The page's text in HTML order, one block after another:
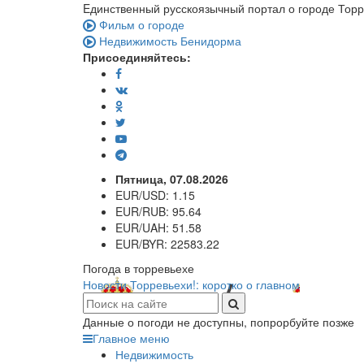
Eдинственный русскоязычный портал о городе
Фильм о городе
Недвижимость Бенидорма
Присоединяйтесь:
Пятница, 07.08.2026
EUR/USD: 1.15
EUR/RUB: 95.64
EUR/UAH: 51.58
EUR/BYR: 22583.22
Погода в торревьехе
Новости Торревьехи!: коротко о главном
Данные о погоди не доступны, попрорбуйте позже
Главное меню
Недвижимость